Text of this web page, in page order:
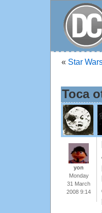
« Star
Toca
yon
Monday
31 March
2008 9:14